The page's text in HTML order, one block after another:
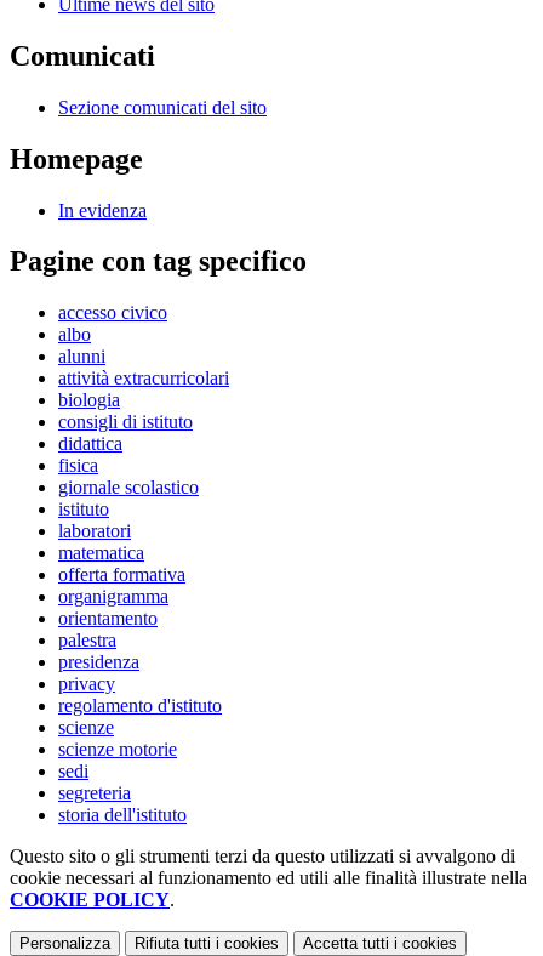
Ultime news del sito
Comunicati
Sezione comunicati del sito
Homepage
In evidenza
Pagine con tag specifico
accesso civico
albo
alunni
attività extracurricolari
biologia
consigli di istituto
didattica
fisica
giornale scolastico
istituto
laboratori
matematica
offerta formativa
organigramma
orientamento
palestra
presidenza
privacy
regolamento d'istituto
scienze
scienze motorie
sedi
segreteria
storia dell'istituto
Questo sito o gli strumenti terzi da questo utilizzati si avvalgono di
cookie necessari al funzionamento ed utili alle finalità illustrate nella
COOKIE POLICY.
Personalizza Rifiuta tutti i cookies Accetta tutti i cookies